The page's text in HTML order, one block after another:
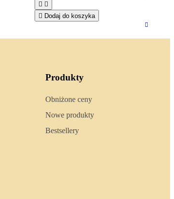
 
 Dodaj do koszyka
Produkty
Obniżone ceny
Nowe produkty
Bestsellery